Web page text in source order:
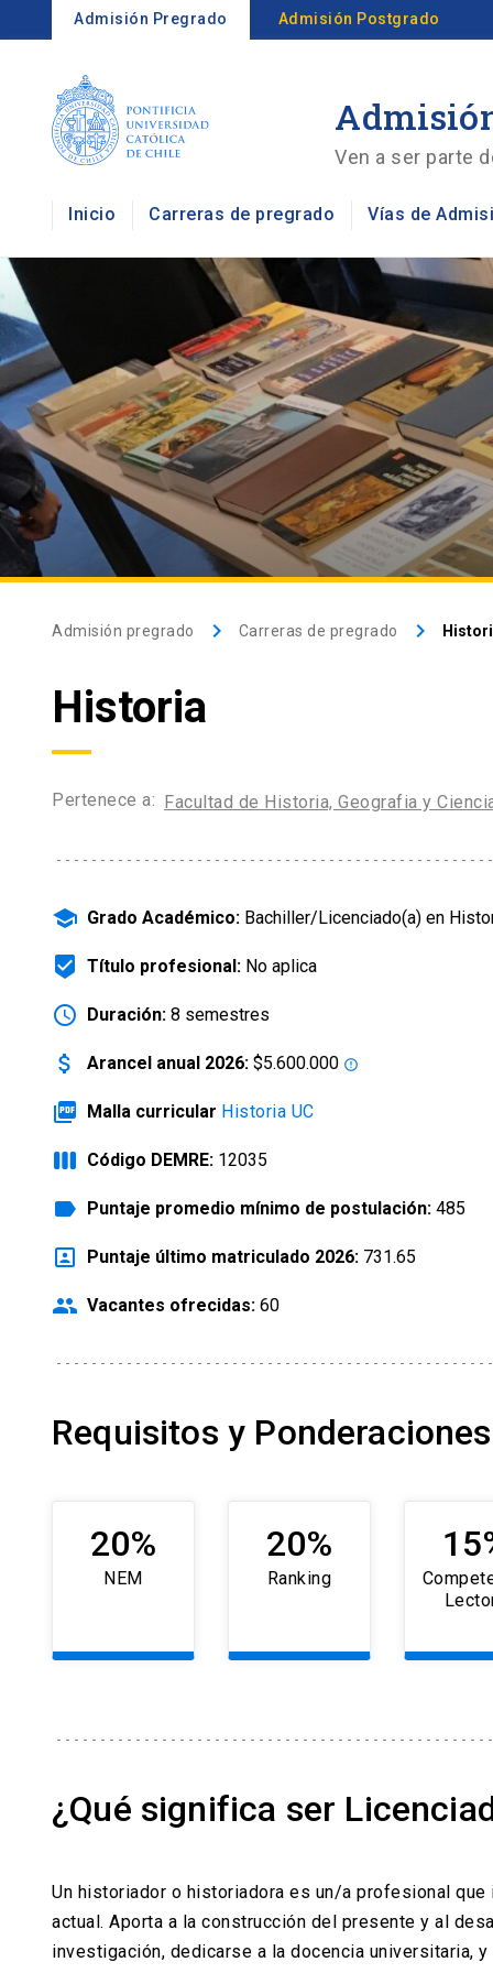
Admisión Pregrado Admisión Postgrado
Ven a ser parte
Inicio Carreras de pregrado Vías de
Admisión pregrado keyboard_arrow_right Carreras de pregrado keyboard_arrow_right
Historia
Pertenece a: Facultad de Historia, Geografia y
school Grado Académico: Bachiller/Licenciado(a) en
beenhere Título profesional: No aplica
schedule Duración: 8 semestres
attach_money Arancel anual 2026: $5.600.000 error_outline
picture_as_pdf Malla curricular Historia UC
view_week Código DEMRE: 12035
label Puntaje promedio mínimo de postulación: 485
portrait Puntaje último matriculado 2026: 731.65
people Vacantes ofrecidas: 60
Requisitos y Ponderaciones
20%
NEM
20%
Ranking
¿Qué significa ser
Un historiador o historiadora es un/a profesional
actual. Aporta a la construcción del presente y al
investigación, dedicarse a la docencia universitaria,